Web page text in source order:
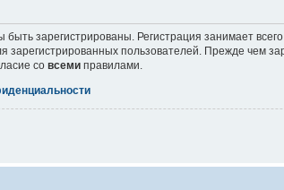
зарегистрированы. Регистрация занимает
зарегистрированных пользователей. Прежде чем
со всеми правилами.